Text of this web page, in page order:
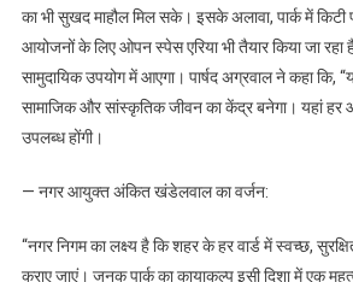
का भी सुखद माहौल मिल सके। इसके अलावा, पार्क में किटी
आयोजनों के लिए ओपन स्पेस एरिया भी तैयार किया जा रहा
सामुदायिक उपयोग में आएगा। पार्षद अग्रवाल ने कहा कि,
सामाजिक और सांस्कृतिक जीवन का केंद्र बनेगा। यहां हर
उपलब्ध होंगी।
— नगर आयुक्त अंकित खंडेलवाल का वर्जन:
“नगर निगम का लक्ष्य है कि शहर के हर वार्ड में स्वच्छ,
कराए जाएं। जनक पार्क का कायाकल्प इसी दिशा में एक